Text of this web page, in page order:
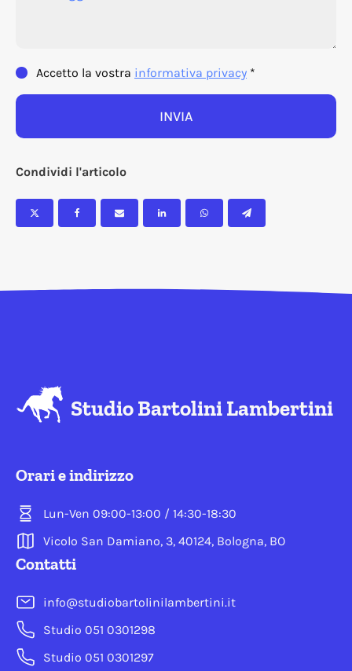
Accetto la vostra informativa privacy *
INVIA
Condividi l'articolo
Studio Bartolini Lambertini
Orari e indirizzo
Lun-Ven 09:00-13:00 / 14:30-18:30
Vicolo San Damiano, 3, 40124, Bologna, BO
Contatti
info@studiobartolinilambertini.it
Studio 051 0301298
Studio 051 0301297